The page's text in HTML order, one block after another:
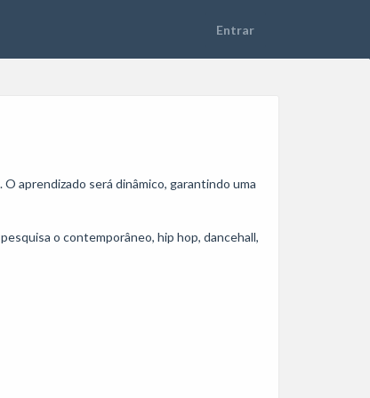
aprendizado será dinâmico, garantindo uma
o contemporâneo, hip hop, dancehall,